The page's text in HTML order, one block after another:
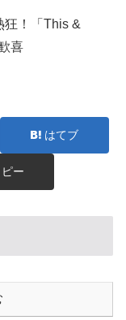
狂！「This &
喜
はてブ
ピー